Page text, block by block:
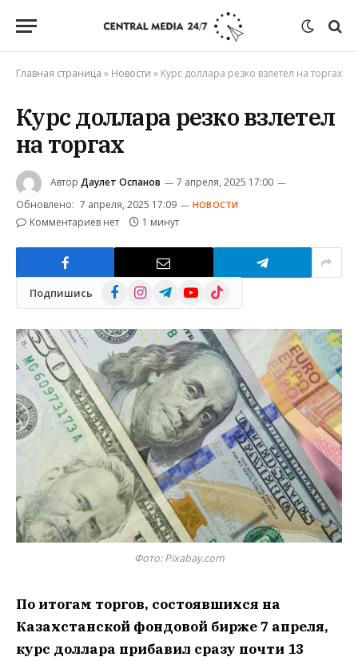
Главная страница » Новости » Курс доллара резко взлетел на торгах
Курс доллара резко взлетел
на торгах
Автор Даулет Оспанов
7 апреля, 2025 17:00
Обновлено: 7 апреля, 2025 17:09 НОВОСТИ
Комментариев нет 1 минут
Подпишись FacebookInstagramTelegramYouTube
TikTok
Фото: Pixabay.com
По итогам торгов, состоявшихся на
Казахстанской фондовой бирже 7 апреля,
курс доллара прибавил сразу почти 13